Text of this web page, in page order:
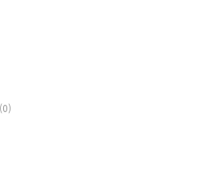
(0)